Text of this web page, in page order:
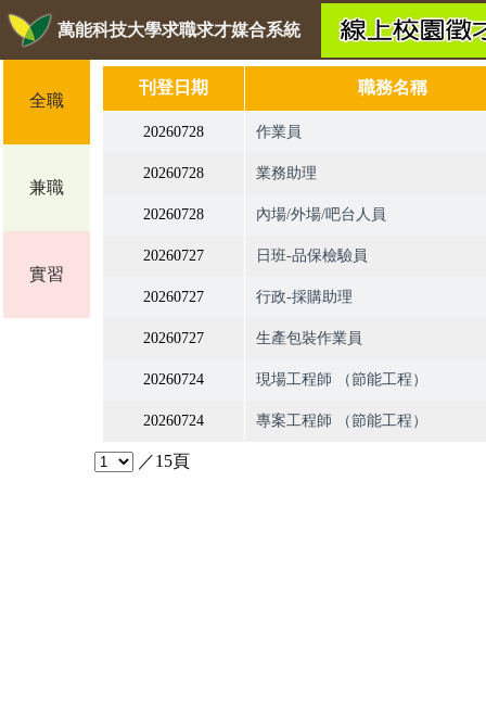
萬能科技大學求職求才媒合系統
全職
兼職
實習
刊登日期 職務名稱
20260728 作業員
20260728 業務助理
20260728 內場/外場/吧台人員
20260727 日班-品保檢驗員
20260727 行政-採購助理
20260727 生產包裝作業員
20260724 現場工程師 （節能工程）
20260724 專案工程師 （節能工程）
／15頁